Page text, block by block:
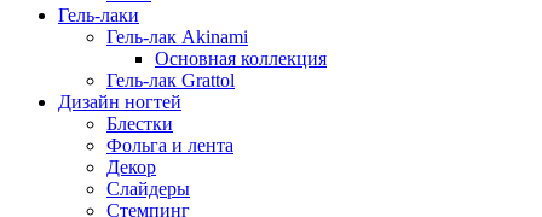
Гель-лаки
Гель-лак Akinami
Основная коллекция
Гель-лак Grattol
Дизайн ногтей
Блестки
Фольга и лента
Декор
Слайдеры
Стемпинг